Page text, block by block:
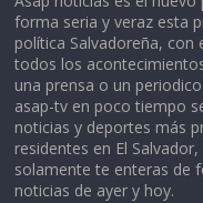
forma seria y veraz esta
política Salvadoreña,
todos los
una prensa o un
asap-tv en poco tiempo
noticias y deportes más
residentes en El
solamente te enteras de
noticias de ayer y hoy.